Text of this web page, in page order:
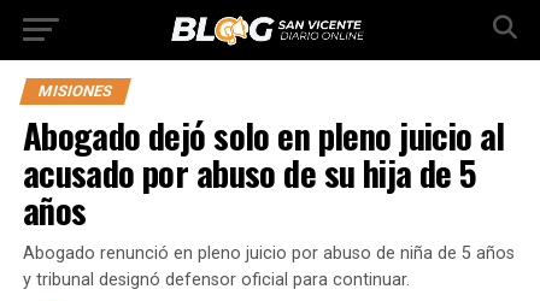
MISIONES
Abogado dejó solo en pleno juicio al
acusado por abuso de su hija de 5
años
Abogado renunció en pleno juicio por abuso de niña de 5 años
y tribunal designó defensor oficial para continuar.